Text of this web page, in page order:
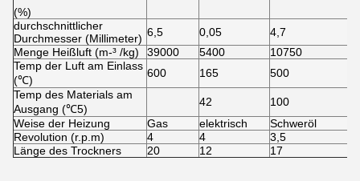
(%)
durchschnittlicher
Durchmesser (Millimeter) 6,5 0,05 4,7
Menge Heißluft (m-³ /kg)
39000 5400 10750
Temp der Luft am Einlass
(℃)
600 165 500
Temp des Materials am
Ausgang (℃5)
42 100
Weise der Heizung
Gas elektrisch Schweröl
Revolution (r.p.m)
4 4 3,5
Länge des Trockners
20 12 17